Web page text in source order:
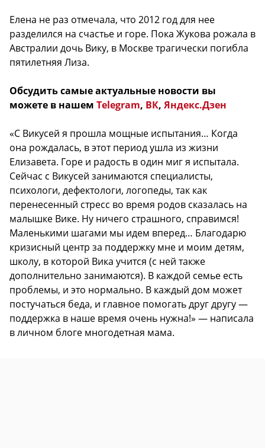
Елена не раз отмечала, что 2012 год для нее
разделился на счастье и горе. Пока Жукова рожала в
Австралии дочь Вику, в Москве трагически погибла
пятилетняя Лиза.
Обсудить самые актуальные новости вы
можете в нашем Telegram, ВК, Яндекс.Дзен
«С Викусей я прошла мощные испытания… Когда
она рождалась, в этот период ушла из жизни
Елизавета. Горе и радость в один миг я испытала.
Сейчас с Викусей занимаются специалисты,
психологи, дефектологи, логопеды, так как
перенесенный стресс во время родов сказалась на
малышке Вике. Ну ничего страшного, справимся!
Маленькими шагами мы идем вперед… Благодарю
кризисный центр за поддержку мне и моим детям,
школу, в которой Вика учится (с ней также
дополнительно занимаются). В каждой семье есть
проблемы, и это нормально. В каждый дом может
постучаться беда, и главное помогать друг другу —
поддержка в наше время очень нужна!» — написала
в личном блоге многодетная мама.